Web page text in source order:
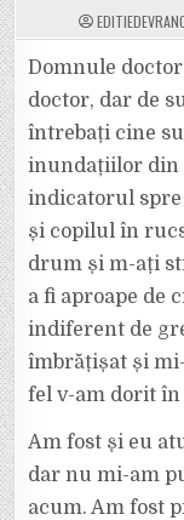
Domnule
doctor, dar de
întrebați cine
inundațiilor din
indicatorul spre
și copilul în
drum și m-ați
a fi aproape de
indiferent de
îmbrățișat și
fel v-am dorit
Am fost și eu
dar nu mi-am
acum. Am fost